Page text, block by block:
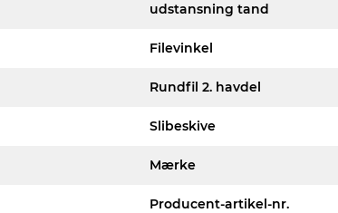
udstansning tand
Filevinkel
Rundfil 2. havdel
Slibeskive
Mærke
Producent-artikel-nr.